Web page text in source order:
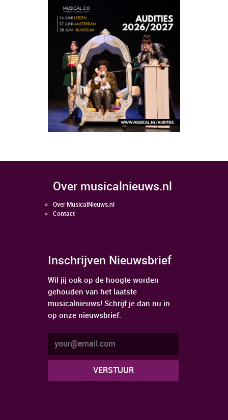
over musicalnieuws.nl
Over MusicalNieuws.nl
Contact
Inschrijven Nieuwsbrief
Wil jij ook op de hoogte worden
gehouden van het laatste
musicalnieuws! Schrijf je dan nu in
op onze nieuwsbrief.